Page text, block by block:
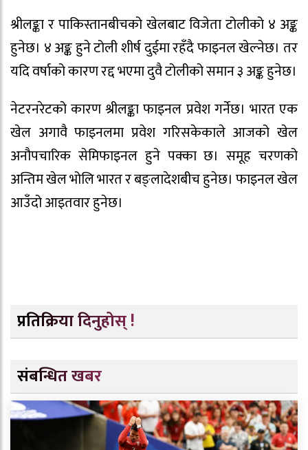
श्रीलङ्का र पाकिस्तानबीचको खेलबाट विजेता टोलीको ४ अङ्क
हुनेछ। ४ अङ्क हुने टोली शीर्ष दुईमा रहँदै फाइनल खेल्नेछ। तर
यदि वर्षाको कारण रद्द भएमा दुवै टोलीको समान ३ अङ्क हुनेछ।
नेटरनरेटको कारण श्रीलङ्का फाइनल प्रवेश गर्नेछ। भारत एक
खेल अगावै फाइनलमा प्रवेश गरिसकेकाले आजको खेल
अनौपचारिक सेमिफाइनल हुने पक्का छ। समूह चरणको
अन्तिम खेल भोलि भारत र बङ्लादेशबीच हुनेछ। फाइनल खेल
आउँदो आइतवार हुनेछ।
प्रतिक्रिया दिनुहोस् !
संबन्धित खबर